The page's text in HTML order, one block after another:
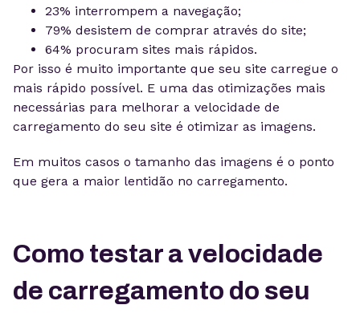
23% interrompem a navegação;
79% desistem de comprar através do site;
64% procuram sites mais rápidos.
Por isso é muito importante que seu site carregue o
mais rápido possível. E uma das otimizações mais
necessárias para melhorar a velocidade de
carregamento do seu site é otimizar as imagens.
Em muitos casos o tamanho das imagens é o ponto
que gera a maior lentidão no carregamento.
Como testar a velocidade
de carregamento do seu